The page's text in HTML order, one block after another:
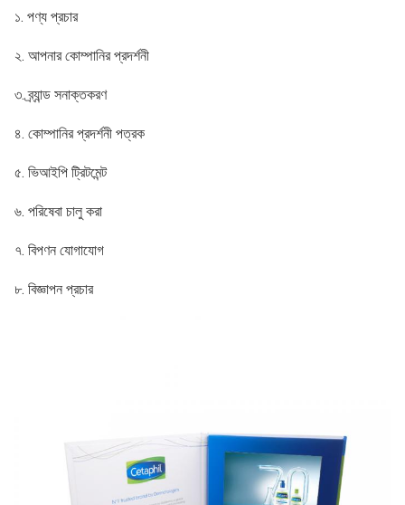
১. পণ্য প্রচার
২. আপনার কোম্পানির প্রদর্শনী
৩. ব্র্যান্ড সনাক্তকরণ
৪. কোম্পানির প্রদর্শনী পত্রক
৫. ভিআইপি ট্রিটমেন্ট
৬. পরিষেবা চালু করা
৭. বিপণন যোগাযোগ
৮. বিজ্ঞাপন প্রচার